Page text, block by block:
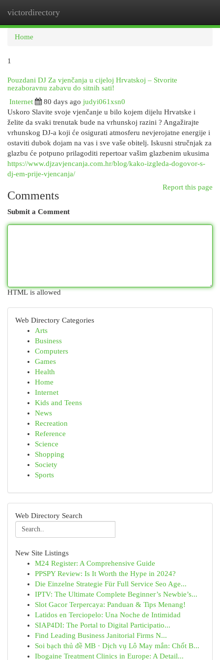
victordirectory
Home
1
Pouzdani DJ Za vjenčanja u cijeloj Hrvatskoj – Stvorite
nezaboravnu zabavu do sitnih sati!
Internet
80 days ago judyi061xsn0
Uskoro Slavite svoje vjenčanje u bilo kojem dijelu Hrvatske i
želite da svaki trenutak bude na vrhunskoj razini ? Angažirajte
vrhunskog DJ-a koji će osigurati atmosferu nevjerojatne energije i
ostaviti dubok dojam na vas i sve vaše obitelj. Iskusni stručnjak za
glazbu će potpuno prilagoditi repertoar vašim glazbenim ukusima
https://www.djzavjencanja.com.hr/blog/kako-izgleda-dogovor-s-
dj-em-prije-vjencanja/
Report this page
Comments
Submit a Comment
HTML is allowed
Web Directory Categories
Arts
Business
Computers
Games
Health
Home
Internet
Kids and Teens
News
Recreation
Reference
Science
Shopping
Society
Sports
Web Directory Search
New Site Listings
M24 Register: A Comprehensive Guide
PPSPY Review: Is It Worth the Hype in 2024?
Die Einzelne Strategie Für Full Service Seo Age...
IPTV: The Ultimate Complete Beginner’s Newbie’s...
Slot Gacor Terpercaya: Panduan & Tips Menang!
Latidos en Terciopelo: Una Noche de Intimidad
SIAP4DI: The Portal to Digital Participatio...
Find Leading Business Janitorial Firms N...
Soi bạch thủ đề MB · Dịch vụ Lô May mắn: Chốt B...
Ibogaine Treatment Clinics in Europe: A Detail...